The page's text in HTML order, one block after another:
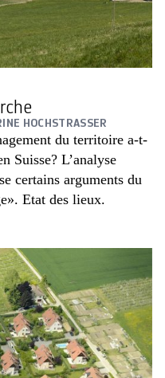
HOCHSTRASSER
du territoire a-t-
Suisse? L’analyse
certains arguments du
Etat des lieux.